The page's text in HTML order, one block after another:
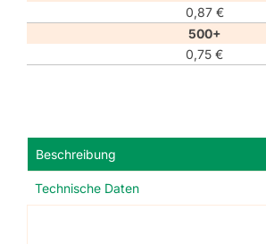
0,87 €
500+
0,75 €
Beschreibung
Technische Daten